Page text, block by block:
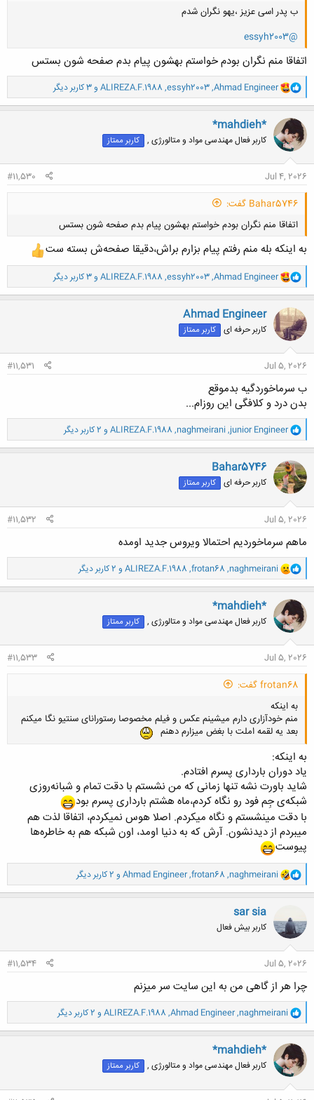
ب پدر اسی عزیز ،یهو نگران شدم
@essyh2003
کلیک کنید تا باز شود...
اتفاقا منم نگران بودم خواستم بهشون پیام بدم صفحه شون بستس
و
ا
ک
ش
ه
:
Ahmad Engineer
,
essyh2003
,
ALIREZA.F.1988 و 3 کاربر دیگر
*mahdieh*
کاربر فعال مهندسی مواد و متالورژی , کاربر ممتاز
Jul 4, 2026
#11,530
Bahar5746 گفت:
اتفاقا منم نگران بودم خواستم بهشون پیام بدم صفحه شون بستس
کلیک کنید تا باز شود...
به اینکه بله منم رفتم پیام بزارم براش،دقیقا صفحه‌ش بسته ست
و
ا
ک
ن
ش
ه
:
Ahmad Engineer
,
essyh2003
,
ALIREZA.F.1988 و 3 کاربر دیگر
Ahmad Engineer
کاربر حرفه ای کاربر ممتاز
Jul 5, 2026
#11,531
ب سرماخوردگیه بدموقع
بدن درد و کلافگی این روزام...
و
ا
ک
ن
ش
ه
ا
junior Engineer
,
naghmeirani
,
ALIREZA.F.1988 و 2 کاربر دیگر
Bahar5746
کاربر حرفه ای کاربر ممتاز
Jul 5, 2026
#11,532
ماهم سرماخوردیم احتمالا ویروس جدید اومده
و
ا
ک
ش
ه
:
naghmeirani
,
frotan68
,
ALIREZA.F.1988 و 2 کاربر دیگر
*mahdieh*
کاربر فعال مهندسی مواد و متالورژی , کاربر ممتاز
Jul 5, 2026
#11,533
frotan68 گفت:
به اینکه
منم خودآزاری دارم میشینم عکس و فیلم مخصوصا رستورانای سنتیو نگا میکنم
بعد یه لقمه املت با بغض میزارم دهنم
به اینکه:
یاد دوران بارداری پسرم افتادم.
شاید باورت نشه تنها زمانی که من نشستم با دقت تمام و شبانه‌روزی
شبکه‌ی جِم فود رو نگاه کردم،ماه هشتم بارداری پسرم بود
با دقت مینشستم و نگاه میکردم. اصلا هوس نمیکردم، اتفاقا لذت هم
میبردم از دیدنشون. آرش که به دنیا اومد، اون شبکه هم به خاطره‌ها
پیوست
و
ا
ک
ش
ه
:
naghmeirani
,
frotan68
,
Ahmad Engineer و 2 کاربر دیگر
sar sia
کاربر بیش فعال
Jul 5, 2026
#11,534
چرا هر از گاهی من به این سایت سر میزنم
و
ا
ک
ن
ش
ه
ا
naghmeirani
,
Ahmad Engineer
,
ALIREZA.F.1988 و 2 کاربر دیگر
*mahdieh*
کاربر فعال مهندسی مواد و متالورژی , کاربر ممتاز